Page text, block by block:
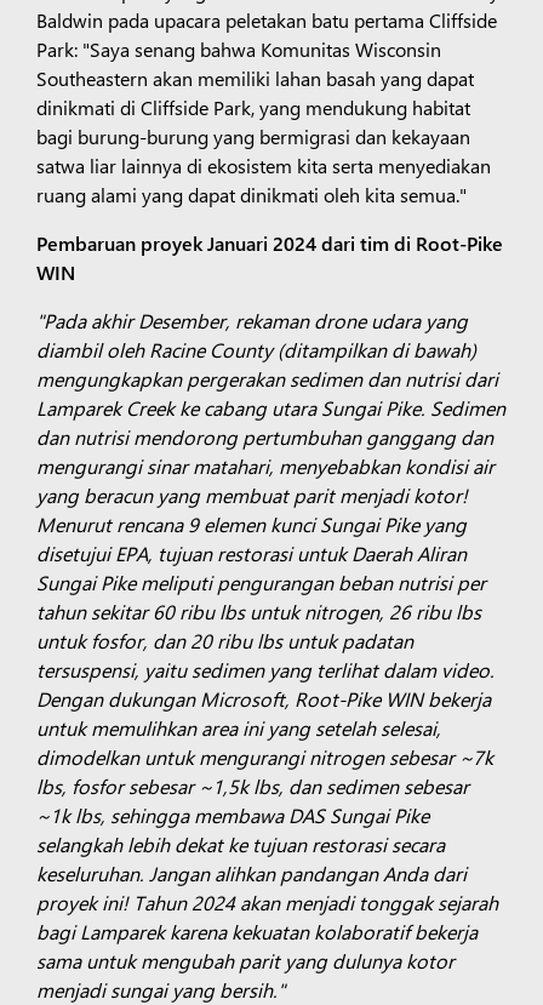
Baldwin pada upacara peletakan batu pertama Cliffside
Park: "Saya senang bahwa Komunitas Wisconsin
Southeastern akan memiliki lahan basah yang dapat
dinikmati di Cliffside Park, yang mendukung habitat
bagi burung-burung yang bermigrasi dan kekayaan
satwa liar lainnya di ekosistem kita serta menyediakan
ruang alami yang dapat dinikmati oleh kita semua."
Pembaruan proyek Januari 2024 dari tim di Root-Pike
WIN
"Pada akhir Desember, rekaman drone udara yang
diambil oleh Racine County (ditampilkan di bawah)
mengungkapkan pergerakan sedimen dan nutrisi dari
Lamparek Creek ke cabang utara Sungai Pike. Sedimen
dan nutrisi mendorong pertumbuhan ganggang dan
mengurangi sinar matahari, menyebabkan kondisi air
yang beracun yang membuat parit menjadi kotor!
Menurut rencana 9 elemen kunci Sungai Pike yang
disetujui EPA, tujuan restorasi untuk Daerah Aliran
Sungai Pike meliputi pengurangan beban nutrisi per
tahun sekitar 60 ribu lbs untuk nitrogen, 26 ribu lbs
untuk fosfor, dan 20 ribu lbs untuk padatan
tersuspensi, yaitu sedimen yang terlihat dalam video.
Dengan dukungan Microsoft, Root-Pike WIN bekerja
untuk memulihkan area ini yang setelah selesai,
dimodelkan untuk mengurangi nitrogen sebesar ~7k
lbs, fosfor sebesar ~1,5k lbs, dan sedimen sebesar
~1k lbs, sehingga membawa DAS Sungai Pike
selangkah lebih dekat ke tujuan restorasi secara
keseluruhan. Jangan alihkan pandangan Anda dari
proyek ini! Tahun 2024 akan menjadi tonggak sejarah
bagi Lamparek karena kekuatan kolaboratif bekerja
sama untuk mengubah parit yang dulunya kotor
menjadi sungai yang bersih."